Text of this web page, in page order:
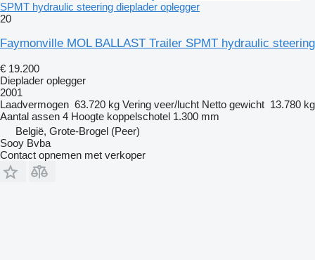
SPMT hydraulic steering dieplader oplegger
20
Faymonville MOL BALLAST Trailer SPMT hydraulic steering
€ 19.200
Dieplader oplegger
2001
Laadvermogen 63.720 kg Vering veer/lucht Netto gewicht 13.780 kg
Aantal assen 4 Hoogte koppelschotel 1.300 mm
België, Grote-Brogel (Peer)
Sooy Bvba
Contact opnemen met verkoper